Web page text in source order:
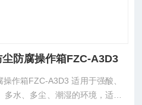
防腐操作箱FZC-A3D3
A3D3 适用于强酸、
水、多尘、潮湿的环境，适用